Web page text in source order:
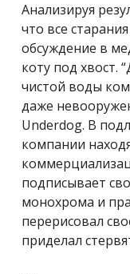
Анализируя
что все
обсуждение в
коту под хвост.
чистой воды
даже
Underdog. В
компании
подписывает
монохрома и
перерисовал
приделал